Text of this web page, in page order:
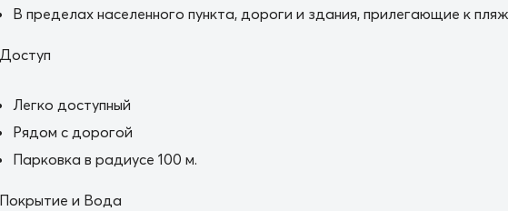
В пределах населенного пункта, дороги и здания, прилегающие к
Доступ
Легко доступный
Рядом с дорогой
Парковка в радиусе 100 м.
Покрытие и Вода